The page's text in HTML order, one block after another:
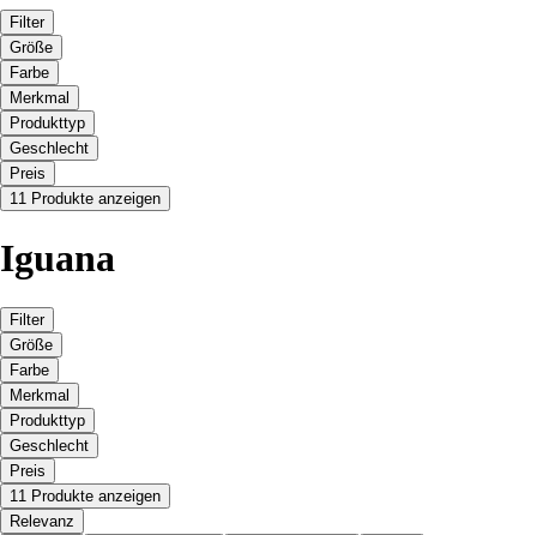
Filter
Größe
Farbe
Merkmal
Produkttyp
Geschlecht
Preis
11 Produkte anzeigen
Iguana
Filter
Größe
Farbe
Merkmal
Produkttyp
Geschlecht
Preis
11 Produkte anzeigen
Relevanz